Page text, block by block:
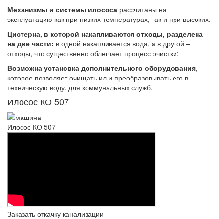
Механизмы и системы илососа рассчитаны на
эксплуатацию как при низких температурах, так и при высоких.
Цистерна, в которой накапливаются отходы, разделена
на две части: в одной накапливается вода, а в другой –
отходы, что существенно облегчает процесс очистки;
Возможна установка дополнительного оборудования,
которое позволяет очищать ил и преобразовывать его в
техническую воду, для коммунальных служб.
Илосос КО 507
Илосос КО 507
Заказать откачку канализации